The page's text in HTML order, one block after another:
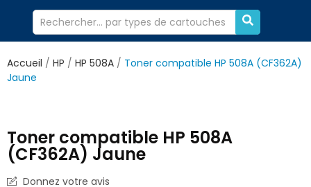
Accueil HP HP 508A
Toner compatible HP 508A (CF362A)
Jaune
Toner compatible HP 508A
(CF362A) Jaune
Donnez votre avis